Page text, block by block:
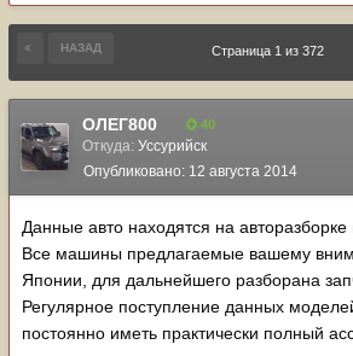
НАЗАД Страница 1 из 372
ОЛЕГ800 40
Откуда: Уссурийск
Опубликовано: 12 августа 2014
Данные авто находятся на авторазборке
Все машины предлагаемые вашему
Японии, для дальнейшего разборана
Регулярное поступление данных
постоянно иметь практически полный